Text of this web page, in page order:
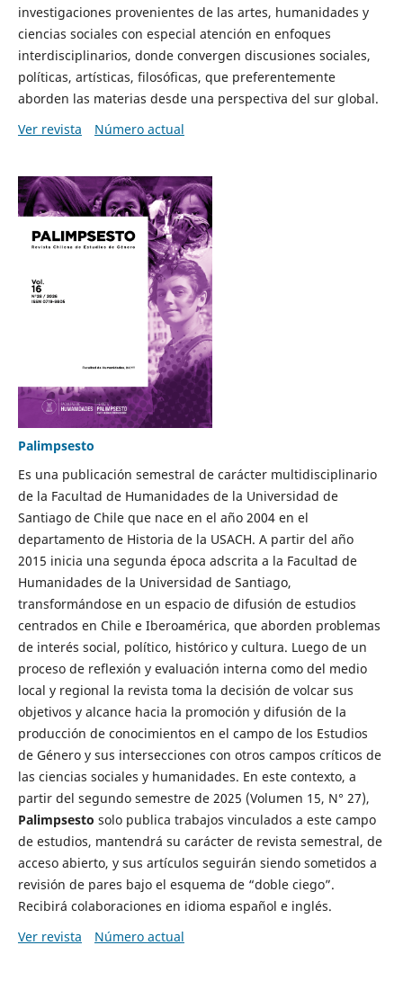
investigaciones provenientes de las artes, humanidades y
ciencias sociales con especial atención en enfoques
interdisciplinarios, donde convergen discusiones sociales,
políticas, artísticas, filosóficas, que preferentemente
aborden las materias desde una perspectiva del sur global.
Ver revista
Número actual
Palimpsesto
Es una publicación semestral de carácter multidisciplinario
de la Facultad de Humanidades de la Universidad de
Santiago de Chile que nace en el año 2004 en el
departamento de Historia de la USACH. A partir del año
2015 inicia una segunda época adscrita a la Facultad de
Humanidades de la Universidad de Santiago,
transformándose en un espacio de difusión de estudios
centrados en Chile e Iberoamérica, que aborden problemas
de interés social, político, histórico y cultura. Luego de un
proceso de reflexión y evaluación interna como del medio
local y regional la revista toma la decisión de volcar sus
objetivos y alcance hacia la promoción y difusión de la
producción de conocimientos en el campo de los Estudios
de Género y sus intersecciones con otros campos críticos de
las ciencias sociales y humanidades. En este contexto, a
partir del segundo semestre de 2025 (Volumen 15, N° 27),
Palimpsesto solo publica trabajos vinculados a este campo
de estudios, mantendrá su carácter de revista semestral, de
acceso abierto, y sus artículos seguirán siendo sometidos a
revisión de pares bajo el esquema de “doble ciego”.
Recibirá colaboraciones en idioma español e inglés.
Ver revista
Número actual